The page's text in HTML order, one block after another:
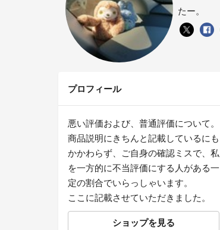
たー。
プロフィール
悪い評価および、普通評価について。
商品説明にきちんと記載しているにも
かかわらず、ご自身の確認ミスで、私
を一方的に不当評価にする人がある一
定の割合でいらっしゃいます。
ここに記載させていただきました。
ショップを見る